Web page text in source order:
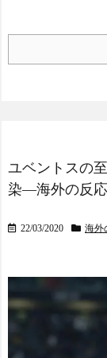
ユベントスの
染―海外の反
22/03/2020 海外